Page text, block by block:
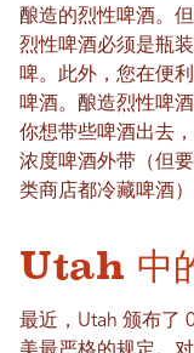
酿造的烈性啤酒。
烈性啤酒必须是瓶
啤。此外，您在便
啤酒。酿造烈性啤
你想带些啤酒出去
浓度啤酒外带（但
类商店都冷藏啤酒）
Utah 中
最近，Utah 颁布了